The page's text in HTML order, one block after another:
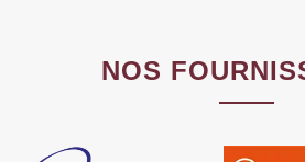
NOS